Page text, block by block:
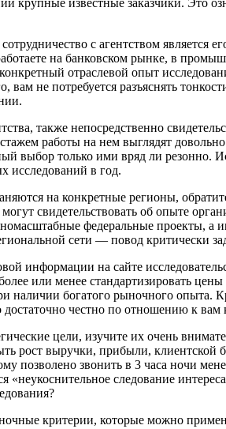
крупные известные заказчики. Это
с агентством является
на банковском рынке, в
конкретный отраслевой опыт
не потребуется разъяснять
также непосредственно
работы на нем выглядят
выбор только ими вряд ли резонно.
исследований в год.
на конкретные регионы,
свидетельствовать об опыте
федеральные проекты, а
сети — повод критически
информации на сайте
или менее стандартизировать
наличии богатого рыночного
честно по отношению к вам
цели, изучите их очень
рост выручки, прибыли, клиентской
звонить в 3 часа ночи
«неукоснительное следование
критерии, которые можно